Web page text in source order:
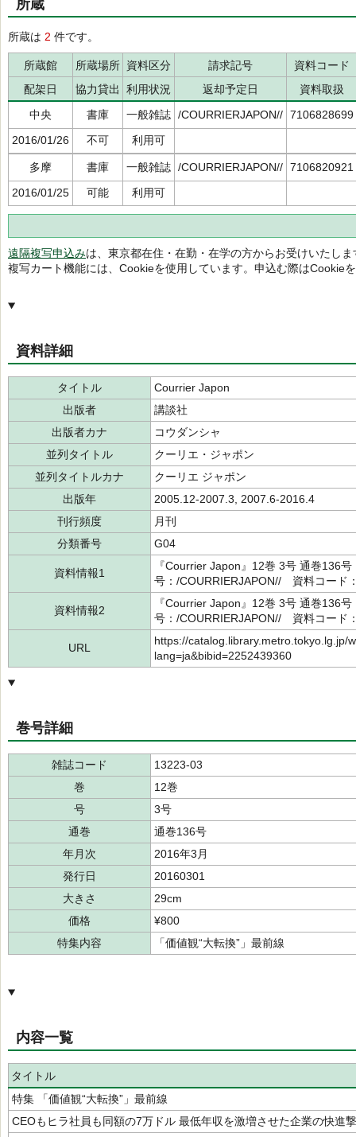
所蔵
所蔵は 2 件です。
所蔵館 所蔵場所 資料区分 請求記号
資料コード
配架日
協力貸出 利用状況 返却予定日
資料取扱
中央
書庫 一般雑誌 /COURRIERJAPON// 7106828699
2016/01/26
不可 利用可
多摩 書庫 一般雑誌 /COURRIERJAPON// 7106820921
2016/01/25
可能 利用可
遠隔複写申込みは、東京都在住・在勤・在学の方からお受けいたしま
複写カート機能には、Cookieを使用しています。申込む際はCookie
資料詳細
タイトル
Courrier Japon
出版者
講談社
出版者カナ
コウダンシャ
並列タイトル
クーリエ・ジャポン
並列タイトルカナ
クーリエ ジャポン
出版年
2005.12-2007.3, 2007.6-2016.4
刊行頻度
月刊
分類番号
G04
資料情報1
『Courrier Japon』12巻 3号 通巻
号：/COURRIERJAPON// 資料コード
資料情報2
『Courrier Japon』12巻 3号 通巻
号：/COURRIERJAPON// 資料コード
URL
https://catalog.library.metro.tokyo.lg.jp/
lang=ja&bibid=2252439360
巻号詳細
雑誌コード
13223-03
巻
12巻
号
3号
通巻
通巻136号
年月次
2016年3月
発行日
20160301
大きさ
29cm
価格
¥800
特集内容
「価値観“大転換”」最前線
内容一覧
タイトル
特集 「価値観“大転換”」最前線
CEOもヒラ社員も同額の7万ドル 最低年収を激増させた企業の快進撃